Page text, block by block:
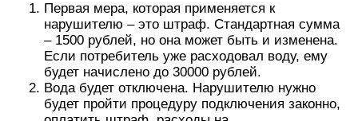
Первая мера, которая применяется к
нарушителю – это штраф. Стандартная сумма
– 1500 рублей, но она может быть и изменена.
Если потребитель уже расходовал воду, ему
будет начислено до 30000 рублей.
Вода будет отключена. Нарушителю нужно
будет пройти процедуру подключения законно,